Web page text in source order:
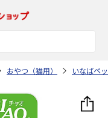
おやつ（猫用） いなばペ